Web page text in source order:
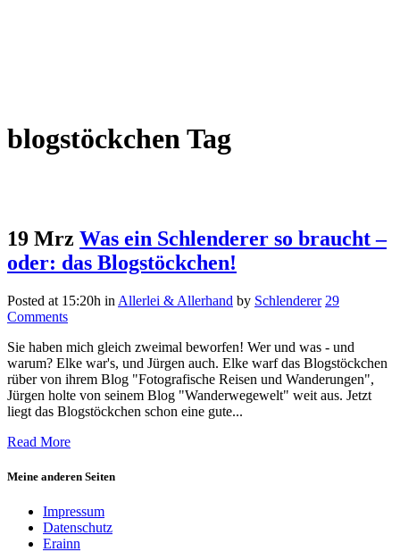
blogstöckchen Tag
19 Mrz Was ein Schlenderer so braucht –
oder: das Blogstöckchen!
Posted at 15:20h in Allerlei & Allerhand by Schlenderer 29
Comments
Sie haben mich gleich zweimal beworfen! Wer und was - und
warum? Elke war's, und Jürgen auch. Elke warf das Blogstöckchen
rüber von ihrem Blog "Fotografische Reisen und Wanderungen",
Jürgen holte von seinem Blog "Wanderwegewelt" weit aus. Jetzt
liegt das Blogstöckchen schon eine gute...
Read More
Meine anderen Seiten
Impressum
Datenschutz
Erainn